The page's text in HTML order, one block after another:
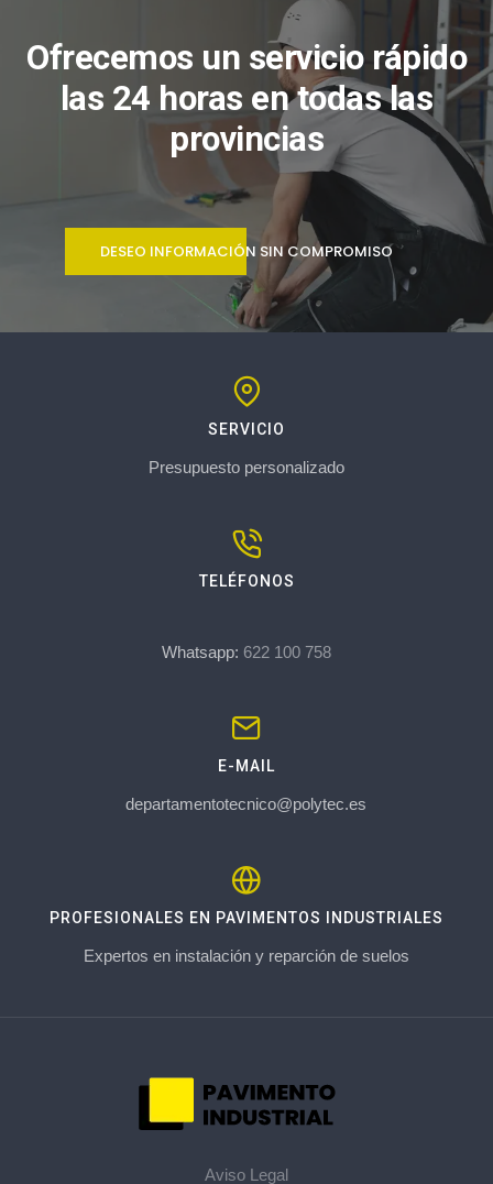
Ofrecemos un servicio rápido
las 24 horas en todas las
provincias
DESEO INFORMACIÓN SIN COMPROMISO
SERVICIO
Presupuesto personalizado
TELÉFONOS
Whatsapp: 622 100 758
E-MAIL
departamentotecnico@polytec.es
PROFESIONALES EN PAVIMENTOS INDUSTRIALES
Expertos en instalación y reparción de suelos
Aviso Legal